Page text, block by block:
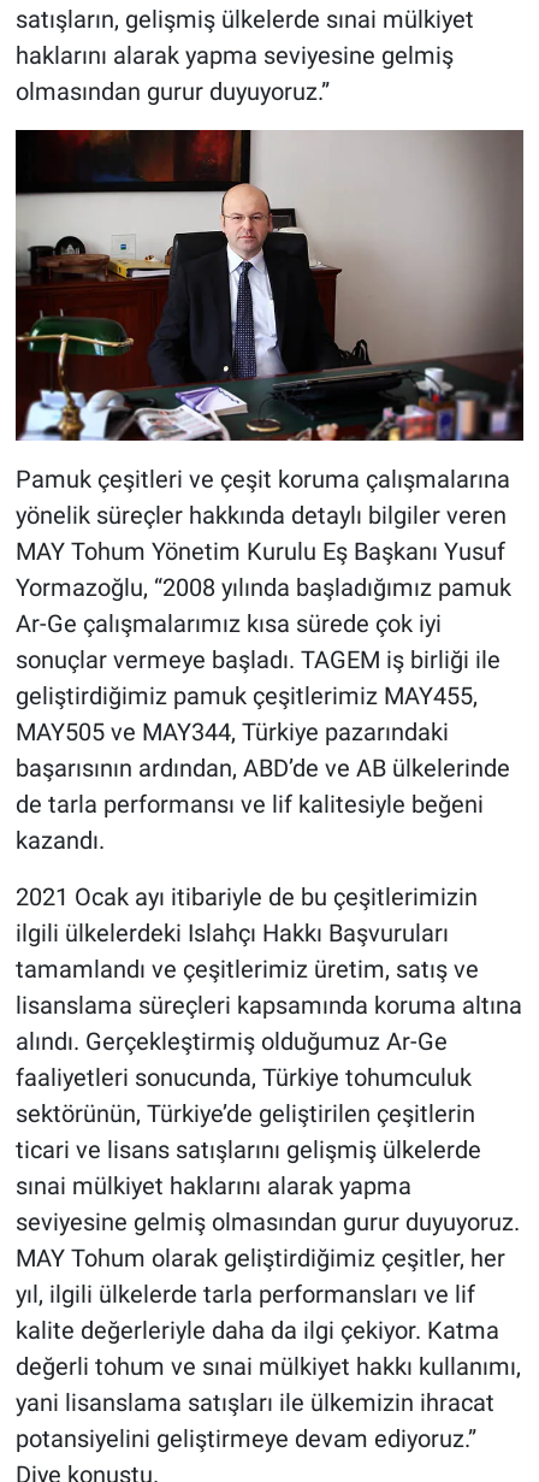
satışların, gelişmiş ülkelerde sınai mülkiyet
haklarını alarak yapma seviyesine gelmiş
olmasından gurur duyuyoruz.”
Pamuk çeşitleri ve çeşit koruma çalışmalarına
yönelik süreçler hakkında detaylı bilgiler veren
MAY Tohum Yönetim Kurulu Eş Başkanı Yusuf
Yormazoğlu, “2008 yılında başladığımız pamuk
Ar-Ge çalışmalarımız kısa sürede çok iyi
sonuçlar vermeye başladı. TAGEM iş birliği ile
geliştirdiğimiz pamuk çeşitlerimiz MAY455,
MAY505 ve MAY344, Türkiye pazarındaki
başarısının ardından, ABD’de ve AB ülkelerinde
de tarla performansı ve lif kalitesiyle beğeni
kazandı.
2021 Ocak ayı itibariyle de bu çeşitlerimizin
ilgili ülkelerdeki Islahçı Hakkı Başvuruları
tamamlandı ve çeşitlerimiz üretim, satış ve
lisanslama süreçleri kapsamında koruma altına
alındı. Gerçekleştirmiş olduğumuz Ar-Ge
faaliyetleri sonucunda, Türkiye tohumculuk
sektörünün, Türkiye’de geliştirilen çeşitlerin
ticari ve lisans satışlarını gelişmiş ülkelerde
sınai mülkiyet haklarını alarak yapma
seviyesine gelmiş olmasından gurur duyuyoruz.
MAY Tohum olarak geliştirdiğimiz çeşitler, her
yıl, ilgili ülkelerde tarla performansları ve lif
kalite değerleriyle daha da ilgi çekiyor. Katma
değerli tohum ve sınai mülkiyet hakkı kullanımı,
yani lisanslama satışları ile ülkemizin ihracat
potansiyelini geliştirmeye devam ediyoruz.”
Diye konuştu.